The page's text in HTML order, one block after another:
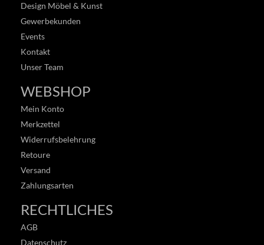
Design Möbel & Kunst
Gewerbekunden
Events
Kontakt
Unser Team
WEBSHOP
Mein Konto
Merkzettel
Widerrufsbelehrung
Retoure
Versand
Zahlungsarten
RECHTLICHES
AGB
Datenschutz